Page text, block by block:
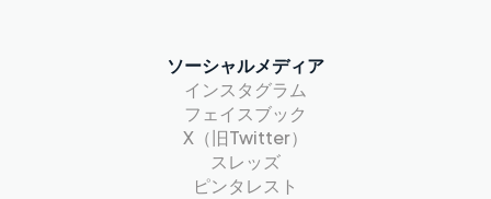
ソーシャルメディア
インスタグラム
フェイスブック
X（旧Twitter）
スレッズ
ピンタレスト